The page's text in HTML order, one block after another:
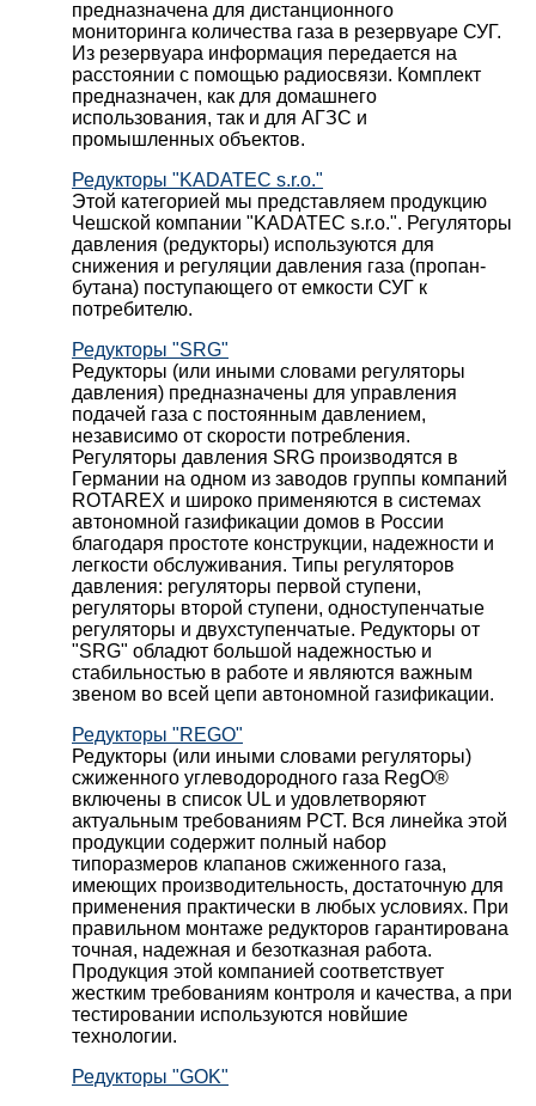
предназначена для дистанционного
мониторинга количества газа в резервуаре СУГ.
Из резервуара информация передается на
расстоянии с помощью радиосвязи. Комплект
предназначен, как для домашнего
использования, так и для АГЗС и
промышленных объектов.
Редукторы "KADATEC s.r.o."
Этой категорией мы представляем продукцию
Чешской компании "KADATEC s.r.o.". Регуляторы
давления (редукторы) используются для
снижения и регуляции давления газа (пропан-
бутана) поступающего от емкости СУГ к
потребителю.
Редукторы "SRG"
Редукторы (или иными словами регуляторы
давления) предназначены для управления
подачей газа с постоянным давлением,
независимо от скорости потребления.
Регуляторы давления SRG производятся в
Германии на одном из заводов группы компаний
ROTAREX и широко применяются в системах
автономной газификации домов в России
благодаря простоте конструкции, надежности и
легкости обслуживания. Типы регуляторов
давления: регуляторы первой ступени,
регуляторы второй ступени, одноступенчатые
регуляторы и двухступенчатые. Редукторы от
"SRG" обладют большой надежностью и
стабильностью в работе и являются важным
звеном во всей цепи автономной газификации.
Редукторы "REGO"
Редукторы (или иными словами регуляторы)
сжиженного углеводородного газа RegO®
включены в список UL и удовлетворяют
актуальным требованиям РСТ. Вся линейка этой
продукции содержит полный набор
типоразмеров клапанов сжиженного газа,
имеющих производительность, достаточную для
применения практически в любых условиях. При
правильном монтаже редукторов гарантирована
точная, надежная и безотказная работа.
Продукция этой компанией соответствует
жестким требованиям контроля и качества, а при
тестировании используются новйшие
технологии.
Редукторы "GOK"